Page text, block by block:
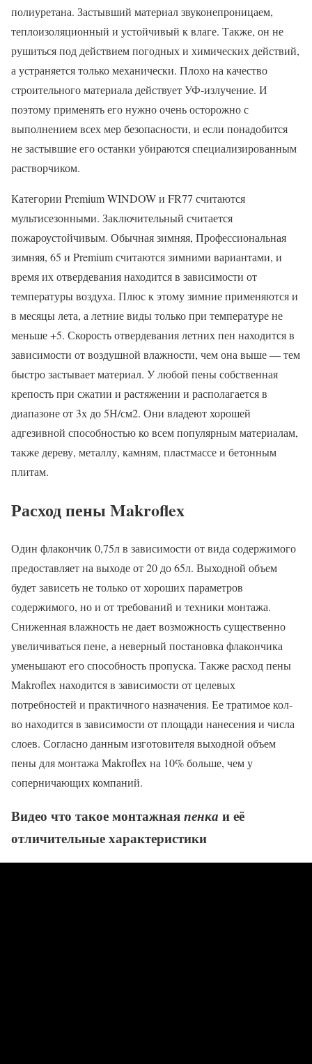
полиуретана. Застывший материал звуконепроницаем,
теплоизоляционный и устойчивый к влаге. Также, он не
рушиться под действием погодных и химических действий,
а устраняется только механически. Плохо на качество
строительного материала действует УФ-излучение. И
поэтому применять его нужно очень осторожно с
выполнением всех мер безопасности, и если понадобится
не застывшие его останки убираются специализированным
растворчиком.
Категории Premium WINDOW и FR77 считаются
мультисезонными. Заключительный считается
пожароустойчивым. Обычная зимняя, Профессиональная
зимняя, 65 и Premium считаются зимними вариантами, и
время их отвердевания находится в зависимости от
температуры воздуха. Плюс к этому зимние применяются и
в месяцы лета, а летние виды только при температуре не
меньше +5. Скорость отвердевания летних пен находится в
зависимости от воздушной влажности, чем она выше — тем
быстро застывает материал. У любой пены собственная
крепость при сжатии и растяжении и располагается в
диапазоне от 3х до 5Н/см2. Они владеют хорошей
адгезивной способностью ко всем популярным материалам,
также дереву, металлу, камням, пластмассе и бетонным
плитам.
Расход пены Makroflex
Один флакончик 0,75л в зависимости от вида содержимого
предоставляет на выходе от 20 до 65л. Выходной объем
будет зависеть не только от хороших параметров
содержимого, но и от требований и техники монтажа.
Сниженная влажность не дает возможность существенно
увеличиваться пене, а неверный постановка флакончика
уменьшают его способность пропуска. Также расход пены
Makroflex находится в зависимости от целевых
потребностей и практичного назначения. Ее тратимое кол-
во находится в зависимости от площади нанесения и числа
слоев. Согласно данным изготовителя выходной объем
пены для монтажа Makroflex на 10% больше, чем у
соперничающих компаний.
Видео что такое монтажнаяпенка и её
отличительные характеристики